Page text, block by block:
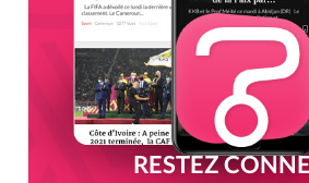
RESTEZ